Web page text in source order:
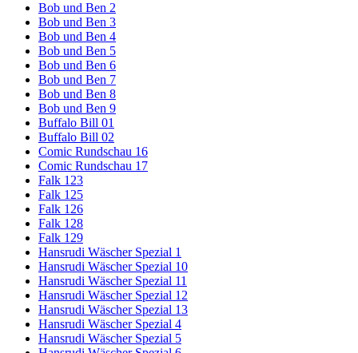
Bob und Ben 2
Bob und Ben 3
Bob und Ben 4
Bob und Ben 5
Bob und Ben 6
Bob und Ben 7
Bob und Ben 8
Bob und Ben 9
Buffalo Bill 01
Buffalo Bill 02
Comic Rundschau 16
Comic Rundschau 17
Falk 123
Falk 125
Falk 126
Falk 128
Falk 129
Hansrudi Wäscher Spezial 1
Hansrudi Wäscher Spezial 10
Hansrudi Wäscher Spezial 11
Hansrudi Wäscher Spezial 12
Hansrudi Wäscher Spezial 13
Hansrudi Wäscher Spezial 4
Hansrudi Wäscher Spezial 5